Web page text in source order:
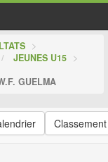
>
JEUNES U15 >
GUELMA
Classement